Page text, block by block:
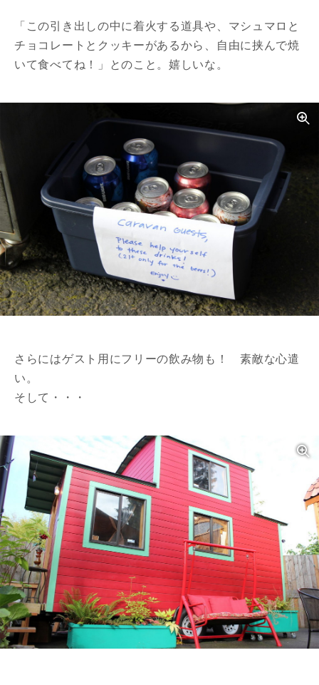
「この引き出しの中に着火する道具や、マシュマロと
チョコレートとクッキーがあるから、自由に挟んで焼
いて食べてね！」とのこと。嬉しいな。
さらにはゲスト用にフリーの飲み物も！ 素敵な心遣
い。
そして・・・